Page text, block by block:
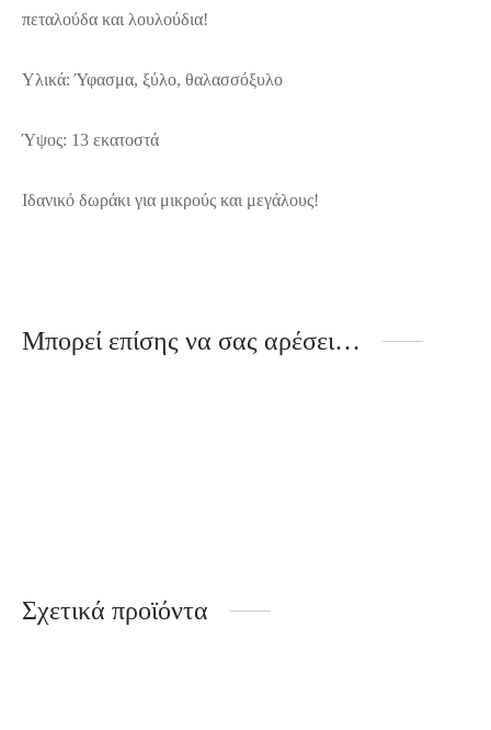
πεταλούδα και λουλούδια!
Υλικά: Ύφασμα, ξύλο, θαλασσόξυλο
Ύψος: 13 εκατοστά
Ιδανικό δωράκι για μικρούς και μεγάλους!
Μπορεί επίσης να σας αρέσει…
Σχετικά προϊόντα